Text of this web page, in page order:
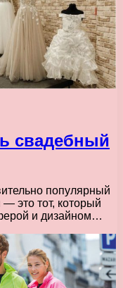
свадебный
популярный
это тот, который
и дизайном…